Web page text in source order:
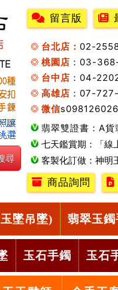
留言版
台北店： 02-
桃園店 ：03-
台中店 ：04-
高雄店 ：07-
微信
翡翠雙證書：A
七天鑑賞期：「線
客製化訂做：神明
商品詢問
墜吊墜) 翡翠玉鐲
玉石手鐲 玉石